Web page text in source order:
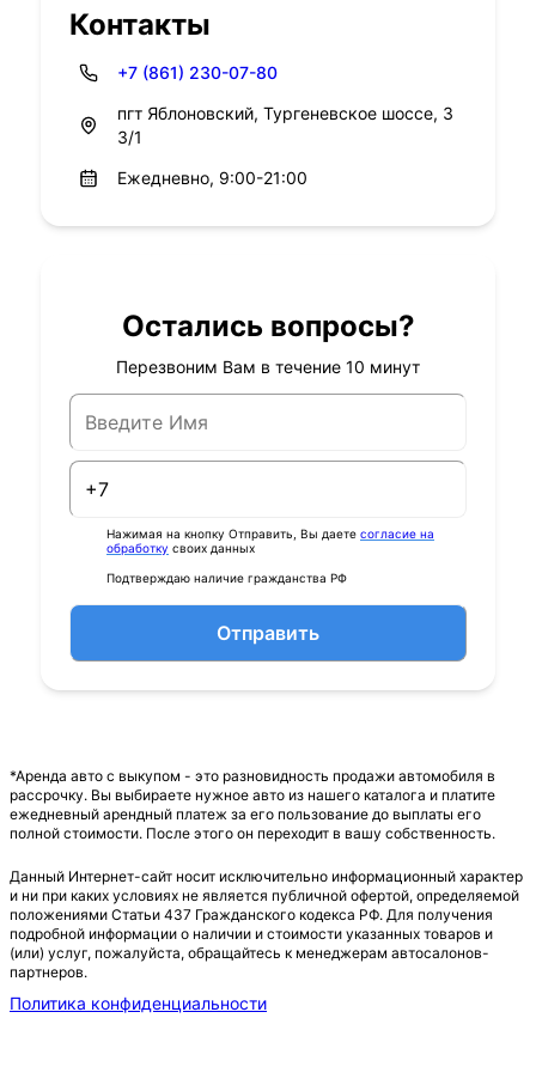
Контакты
+7 (861) 230-07-80
пгт Яблоновский, Тургеневское шоссе, 3
3/1
Ежедневно, 9:00-21:00
Остались вопросы?
Перезвоним Вам в течение 10 минут
Нажимая на кнопку Отправить, Вы даете согласие на
обработку своих данных
Подтверждаю наличие гражданства РФ
Отправить
*Аренда авто с выкупом - это разновидность продажи автомобиля в
рассрочку. Вы выбираете нужное авто из нашего каталога и платите
ежедневный арендный платеж за его пользование до выплаты его
полной стоимости. После этого он переходит в вашу собственность.
Данный Интернет-сайт носит исключительно информационный характер
и ни при каких условиях не является публичной офертой, определяемой
положениями Статьи 437 Гражданского кодекса РФ. Для получения
подробной информации о наличии и стоимости указанных товаров и
(или) услуг, пожалуйста, обращайтесь к менеджерам автосалонов-
партнеров.
Политика конфиденциальности